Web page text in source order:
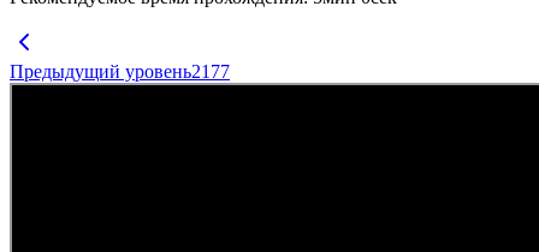
Предыдущий уровень2177